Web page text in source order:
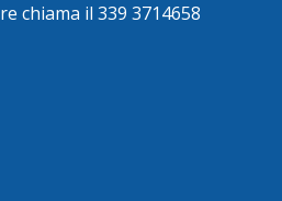
chiama il 339 3714658